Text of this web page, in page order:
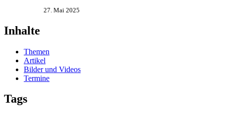
27. Mai 2025
Inhalte
Themen
Artikel
Bilder und Videos
Termine
Tags